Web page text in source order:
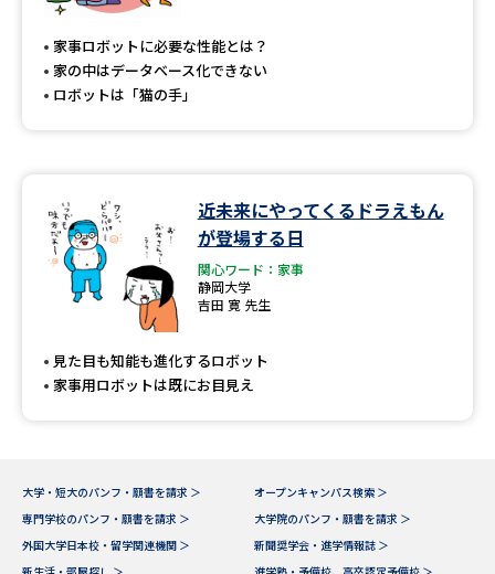
家事ロボットに必要な性能とは？
家の中はデータベース化できない
ロボットは「猫の手」
近未来にやってくるドラえもん
が登場する日
関心ワード：家事
静岡大学
吉田 寛 先生
見た目も知能も進化するロボット
家事用ロボットは既にお目見え
大学・短大のパンフ・願書を請求 ＞
オープンキャンパス検索 ＞
専門学校のパンフ・願書を請求 ＞
大学院のパンフ・願書を請求 ＞
外国大学日本校・留学関連機関 ＞
新聞奨学会・進学情報誌 ＞